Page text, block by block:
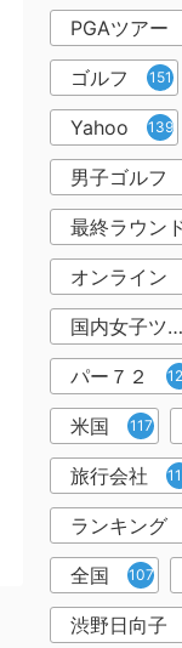
PGAツアー
ゴルフ 151
Yahoo 139
男子ゴルフ
最終ラウン
オンライン
国内女子ツアー
パー７２
米国 117
旅行会社
ランキング
全国 107
渋野日向子